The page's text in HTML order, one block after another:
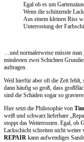
Egal ob es um
Wenn die schützende
Aus einem kleinen Riss
Unterrostung der
…und normalerweise müsste man
mindesten zwei Schichten
auftragen.
Weil hierfür aber oft die Zeit fehlt,
dann häufig so groß, dass
sind die Schäden sogar so
Hier setzt die Philosophie von
weiß und schwarz lieferbare
stoppt das Weiterrosten. Egal, ob
Lackschicht schreiten nicht weiter
REPAIR kann aufwendiges